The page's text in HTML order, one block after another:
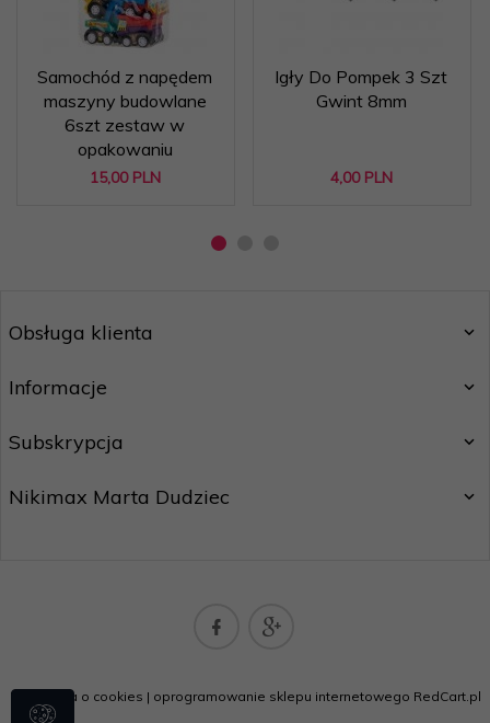
Samochód z napędem
maszyny budowlane
6szt zestaw w
opakowaniu
15,00 PLN
Igły Do Pompek 3 Szt
Gwint 8mm
4,00 PLN
Obsługa klienta
Informacje
Subskrypcja
Nikimax Marta Dudziec
Informacja o cookies | oprogramowanie sklepu internetowego RedCart.pl